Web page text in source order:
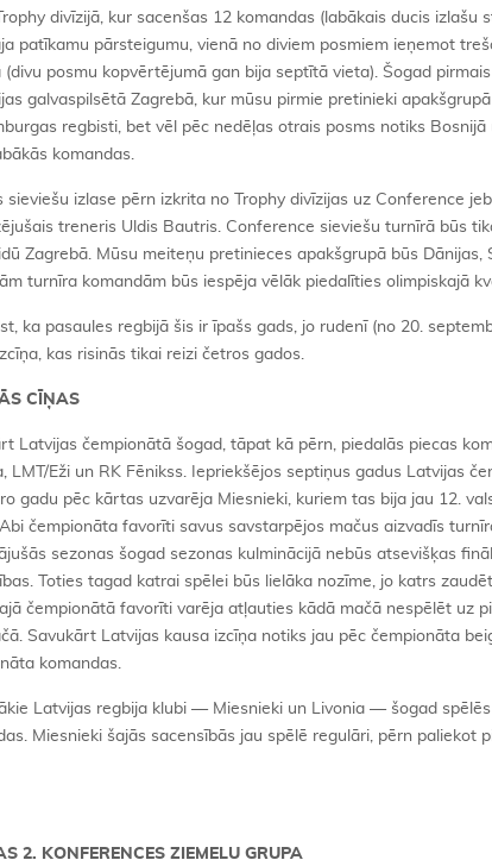
divīzijā, kur sacenšas 12 komandas (labākais ducis
patīkamu pārsteigumu, vienā no diviem posmiem ieņemot
(divu posmu kopvērtējumā gan bija septītā vieta). Šogad
galvaspilsētā Zagrebā, kur mūsu pirmie pretinieki
regbisti, bet vēl pēc nedēļas otrais posms notiks
komandas.
sieviešu izlase pērn izkrita no Trophy divīzijas uz Conference
treneris Uldis Bautris. Conference sieviešu turnīrā būs
Zagrebā. Mūsu meiteņu pretinieces apakšgrupā būs
turnīra komandām būs iespēja vēlāk piedalīties olimpiskajā
ka pasaules regbijā šis ir īpašs gads, jo rudenī (no 20.
kas risinās tikai reizi četros gados.
CĪŅAS
Latvijas čempionātā šogad, tāpat kā pērn, piedalās piecas
LMT/Eži un RK Fēnikss. Iepriekšējos septiņus gadus Latvijas
gadu pēc kārtas uzvarēja Miesnieki, kuriem tas bija jau 12.
čempionāta favorīti savus savstarpējos mačus aizvadīs
sezonas šogad sezonas kulminācijā nebūs atsevišķas
Toties tagad katrai spēlei būs lielāka nozīme, jo katrs
čempionātā favorīti varēja atļauties kādā mačā nespēlēt uz
Savukārt Latvijas kausa izcīņa notiks jau pēc čempionāta
komandas.
Latvijas regbija klubi — Miesnieki un Livonia — šogad
Miesnieki šajās sacensībās jau spēlē regulāri, pērn paliekot
2. KONFERENCES ZIEMEĻU GRUPA